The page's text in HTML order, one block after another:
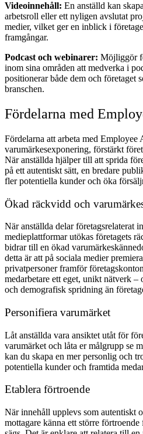
Videoinnehåll: En anställd kan
arbetsroll eller ett nyligen avslutat
medier, vilket ger en inblick i
framgångar.
Podcast och webinarer: Möjliggör
inom sina områden att medverka i
positionerar både dem och företaget
branschen.
Fördelarna med
Fördelarna att arbeta med Employee
varumärkesexponering, förstärkt
När anställda hjälper till att sprida
på ett autentiskt sätt, en bredare
fler potentiella kunder och öka
Ökad räckvidd och
När anställda delar företagsrelaterat
medieplattformar utökas företagets
bidrar till en ökad
detta är att på sociala medier
privatpersoner framför
medarbetare ett eget, unikt nätverk –
och demografisk spridning än
Personifiera varumärket
Låt anställda vara ansiktet utåt för
varumärket och låta er målgrupp se
kan du skapa en mer personlig och
potentiella kunder och framtida
Etablera förtroende
När innehåll upplevs som autentiskt
mottagare känna ett större